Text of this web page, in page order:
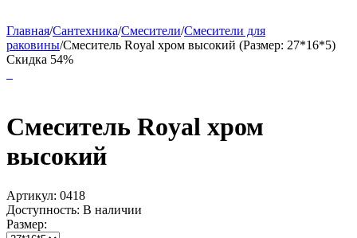
Главная/Сантехника/Смесители/Смесители для
раковины/Смеситель Royal хром высокий (Размер: 27*16*5)
Скидка 54%
Смеситель Royal хром
высокий
Артикул: 0418
Доступность: В наличии
Размер: